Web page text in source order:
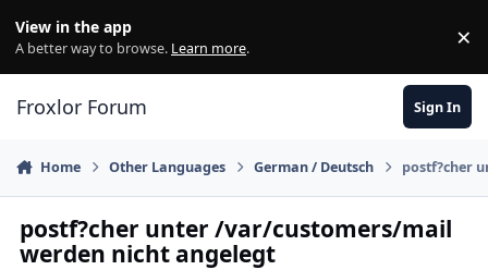
View in the app
A better way to browse. Learn more. ×
Froxlor Forum Sign In
Home Other Languages German / Deutsch postf?cher
postf?cher unter /var/customers/mail
werden nicht angelegt